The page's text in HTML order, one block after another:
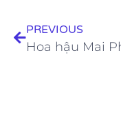
PREVIOUS